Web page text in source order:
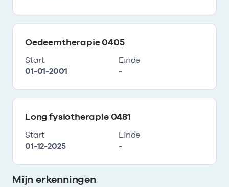
Oedeemtherapie 0405
Start
01-01-2001
Einde
-
Long fysiotherapie 0481
Start
01-12-2025
Einde
-
Mijn erkenningen